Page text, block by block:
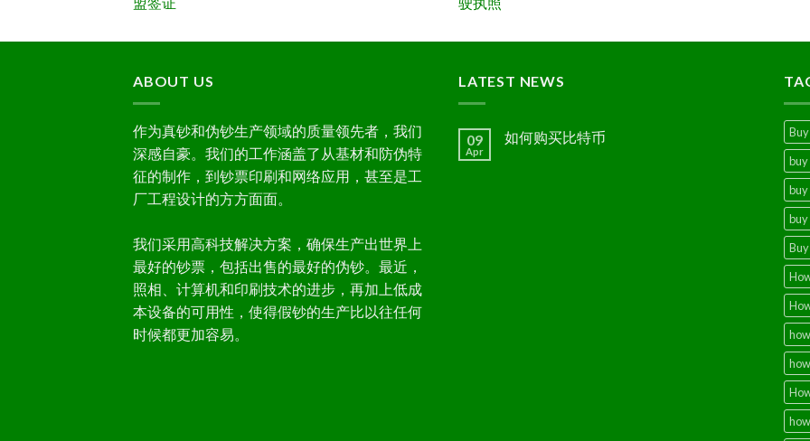
$1,000.00.$500.00.
ABOUT US
作为真钞和伪钞生产领域的质量领先者，我们
深感自豪。我们的工作涵盖了从基材和防伪特
征的制作，到钞票印刷和网络应用，甚至是工
厂工程设计的方方面面。
我们采用高科技解决方案，确保生产出世界上
最好的钞票，包括出售的最好的伪钞。最近，
照相、计算机和印刷技术的进步，再加上低成
本设备的可用性，使得假钞的生产比以往任何
时候都更加容易。
LATEST NEWS
09
Apr
如何购买比特币
buy
buy